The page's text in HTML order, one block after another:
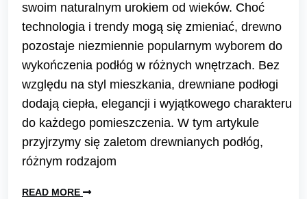
swoim naturalnym urokiem od wieków. Choć
technologia i trendy mogą się zmieniać, drewno
pozostaje niezmiennie popularnym wyborem do
wykończenia podłóg w różnych wnętrzach. Bez
względu na styl mieszkania, drewniane podłogi
dodają ciepła, elegancji i wyjątkowego charakteru
do każdego pomieszczenia. W tym artykule
przyjrzymy się zaletom drewnianych podłóg,
różnym rodzajom
READ MORE